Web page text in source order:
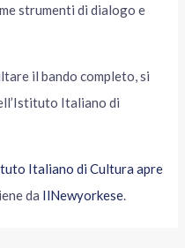
strumenti di dialogo e
il bando completo, si
Italiano di
Italiano di Cultura apre
da IlNewyorkese.